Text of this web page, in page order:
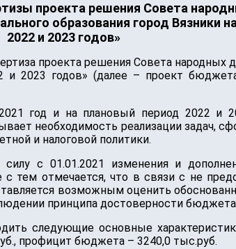
проекта решения Совета
образования город Вязники
2022 и 2023 годов»
проекта решения Совета народных
и 2023 годов» (далее – проект
год и на плановый период 2022 и
необходимость реализации задач,
и налоговой политики.
с 01.01.2021 изменения и
тем отмечается, что в связи с не
возможным оценить
принципа достоверности
следующие основные
профицит бюджета – 3240,0 тыс.руб.